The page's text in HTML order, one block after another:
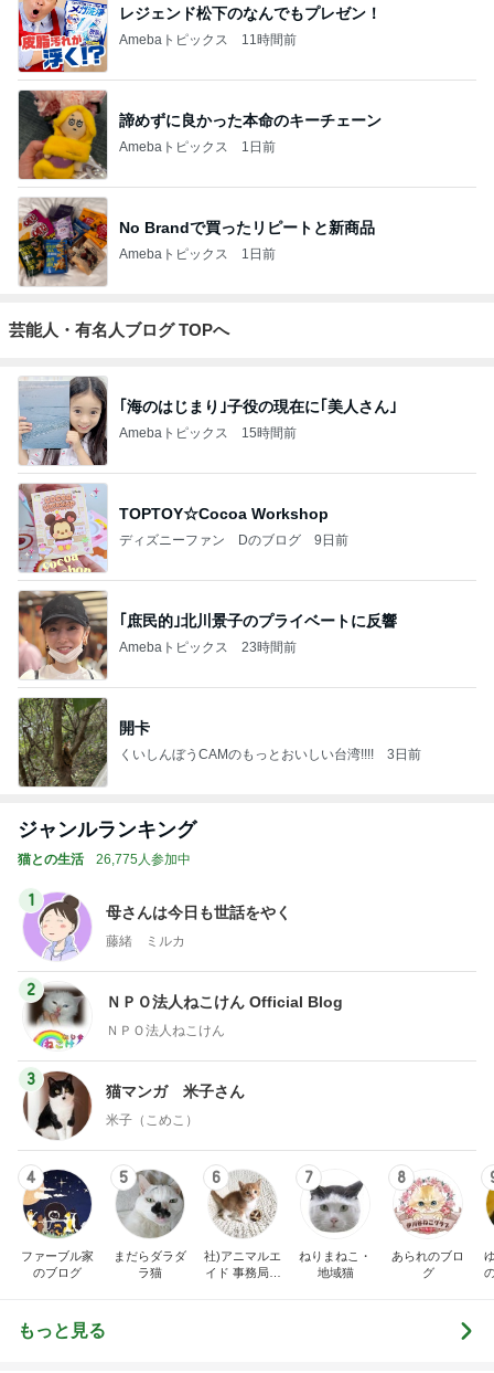
レジェンド松下のなんでもプレゼン！
Amebaトピックス 11時間前
諦めずに良かった本命のキーチェーン
Amebaトピックス 1日前
No Brandで買ったリピートと新商品
Amebaトピックス 1日前
芸能人・有名人ブログ TOPへ
｢海のはじまり｣子役の現在に｢美人さん｣
Amebaトピックス 15時間前
TOPTOY☆Cocoa Workshop
ディズニーファン Dのブログ 9日前
｢庶民的｣北川景子のプライベートに反響
Amebaトピックス 23時間前
開卡
くいしんぼうCAMのもっとおいしい台湾!!!! 3日前
ジャンルランキング
猫との生活 26,775人参加中
1
母さんは今日も世話をやく
藤緒 ミルカ
2
ＮＰＯ法人ねこけん Official Blog
ＮＰＯ法人ねこけん
3
猫マンガ 米子さん
米子（こめこ）
4
ファーブル家
のブログ
5
まだらダラダ
ラ猫
6
社)アニマルエ
イド 事務局＆
7
ねりまねこ・
地域猫
8
あられのブロ
グ
もっと見る